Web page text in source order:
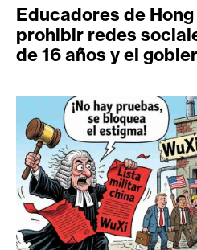
Educadores de
prohibir redes
de 16 años y el